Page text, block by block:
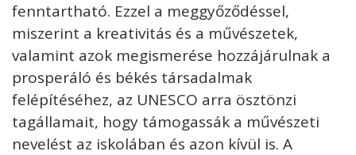
fenntartható. Ezzel a meggyőződéssel,
miszerint a kreativitás és a művészetek,
valamint azok megismerése hozzájárulnak a
prosperáló és békés társadalmak
felépítéséhez, az UNESCO arra ösztönzi
tagállamait, hogy támogassák a művészeti
nevelést az iskolában és azon kívül is. A